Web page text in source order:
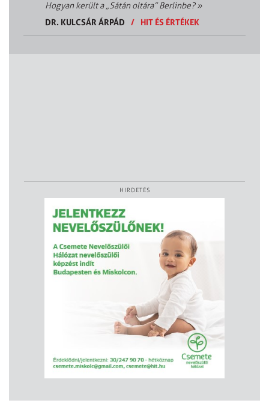
Hogyan került a „Sátán oltára” Berlinbe?»
DR. KULCSÁR ÁRPÁD
/ HIT ÉS ÉRTÉKEK
HIRDETÉS